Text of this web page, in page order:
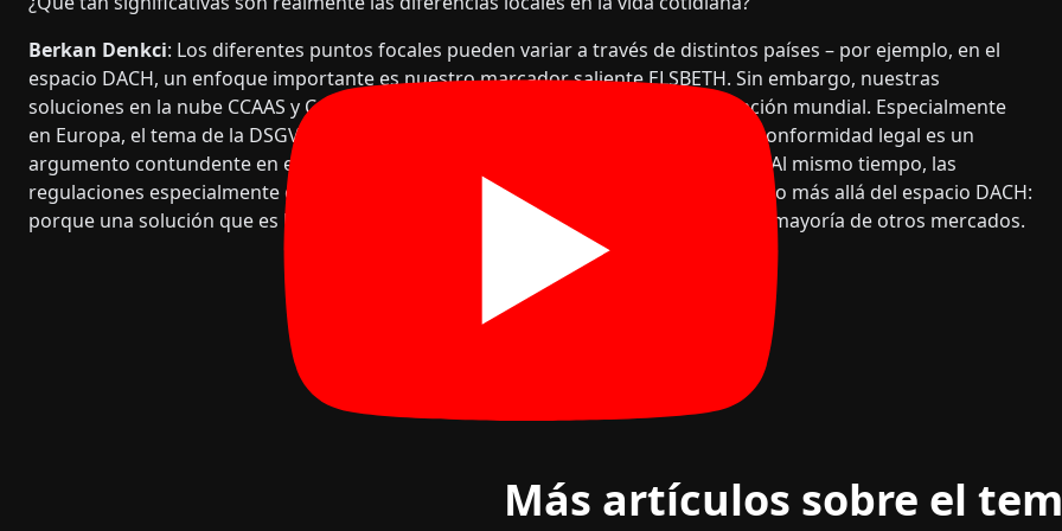
Berkan Denkci: Los diferentes puntos focales pueden variar a través de distintos países – por ejemplo, en el
espacio DACH, un enfoque importante es nuestro marcador saliente ELSBETH. Sin embargo, nuestras
soluciones en la nube CCAAS y CxENGAGE están diseñadas para una implementación mundial. Especialmente
en Europa, el tema de la DSGVO también es crucial, donde nuestra intransigente conformidad legal es un
argumento contundente en el mercado: Nuestros nodos permanecen localmente. Al mismo tiempo, las
regulaciones especialmente estrictas de Alemania tienen un fuerte efecto normativo más allá del espacio DACH:
porque una solución que es legal aquí, con alta probabilidad, también lo será en la mayoría de otros mercados.
Más artículos sobre el